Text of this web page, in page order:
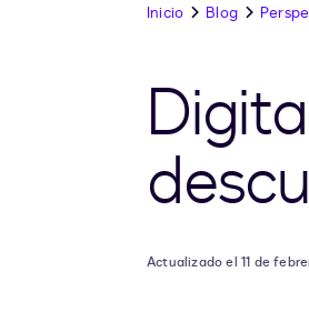
Inicio Blog
Actualizado el 11 de